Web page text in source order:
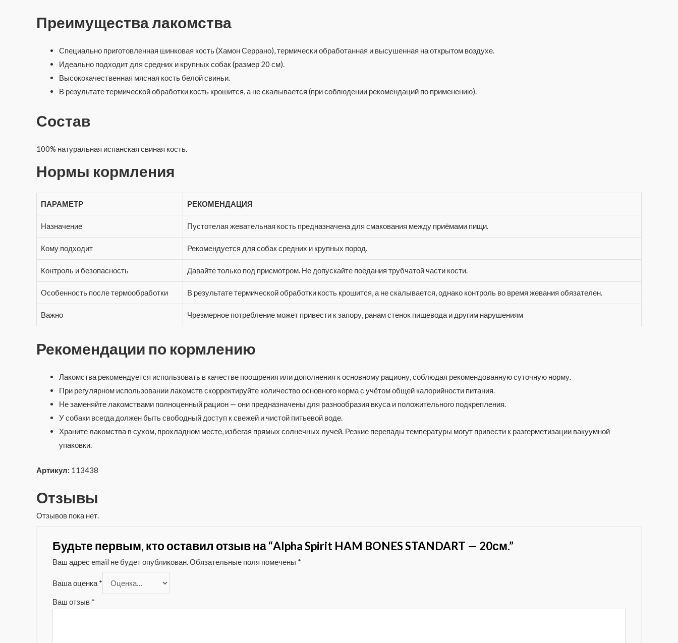
Преимущества лакомства
Специально приготовленная шинковая кость (Хамон Серрано), термически обработанная и высушенная на открытом воздухе.
Идеально подходит для средних и крупных собак (размер 20 см).
Высококачественная мясная кость белой свиньи.
В результате термической обработки кость крошится, а не скалывается (при соблюдении рекомендаций по применению).
Состав
100% натуральная испанская свиная кость.
Нормы кормления
ПАРАМЕТР РЕКОМЕНДАЦИЯ
Назначение Пустотелая жевательная кость предназначена для смакования между приёмами пищи.
Кому подходит Рекомендуется для собак средних и крупных пород.
Контроль и безопасность Давайте только под присмотром. Не допускайте поедания трубчатой части кости.
Особенность после термообработки В результате термической обработки кость крошится, а не скалывается, однако контроль во время жевания обязателен.
Важно Чрезмерное потребление может привести к запору, ранам стенок пищевода и другим нарушениям
Рекомендации по кормлению
Лакомства рекомендуется использовать в качестве поощрения или дополнения к основному рациону, соблюдая рекомендованную суточную норму.
При регулярном использовании лакомств скорректируйте количество основного корма с учётом общей калорийности питания.
Не заменяйте лакомствами полноценный рацион — они предназначены для разнообразия вкуса и положительного подкрепления.
У собаки всегда должен быть свободный доступ к свежей и чистой питьевой воде.
Храните лакомства в сухом, прохладном месте, избегая прямых солнечных лучей. Резкие перепады температуры могут привести к разгерметизации вакуумной
упаковки.
Артикул: 113438
Отзывы
Отзывов пока нет.
Будьте первым, кто оставил отзыв на “Alpha Spirit HAM BONES STANDART — 20см.”
Ваш адрес email не будет опубликован.Обязательные поля помечены *
Ваша оценка *
Ваш отзыв *